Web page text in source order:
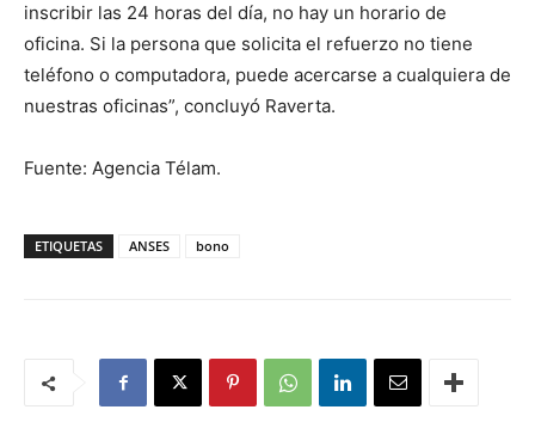
inscribir las 24 horas del día, no hay un horario de
oficina. Si la persona que solicita el refuerzo no tiene
teléfono o computadora, puede acercarse a cualquiera de
nuestras oficinas”, concluyó Raverta.
Fuente: Agencia Télam.
ETIQUETAS ANSES bono